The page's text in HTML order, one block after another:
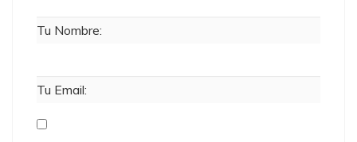
Tu Nombre:
Tu Email: